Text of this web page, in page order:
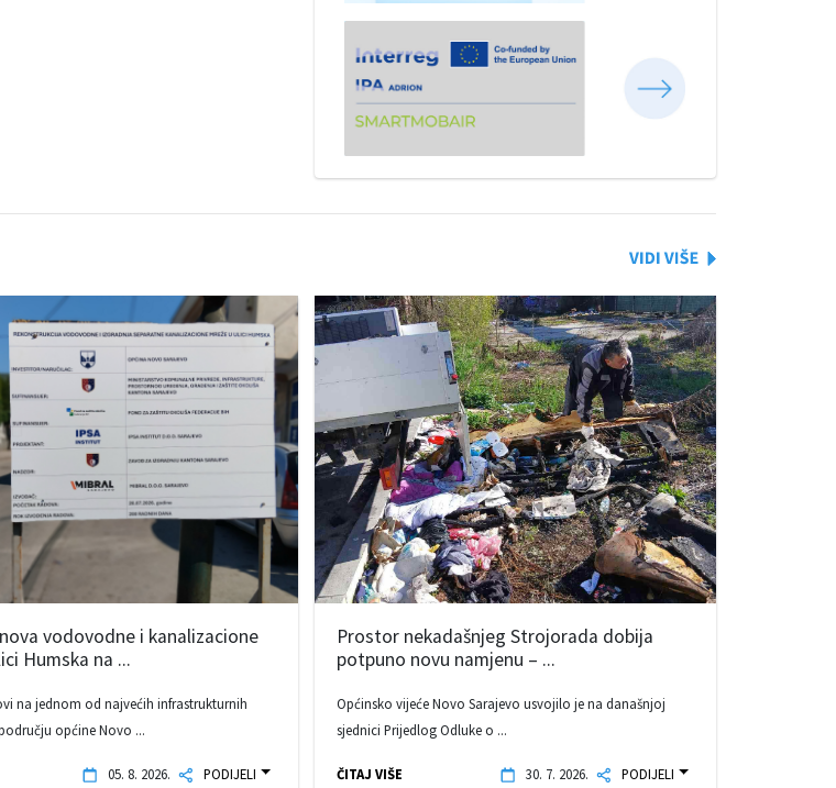
vodovodne i kanalizacione
Humska na ...
na jednom od najvećih infrastrukturnih
općine Novo ...
05. 8. 2026. PODIJELI
Prostor nekadašnjeg Strojorada dobija
potpuno novu namjenu – ...
Općinsko vijeće Novo Sarajevo usvojilo je na današnjoj
sjednici Prijedlog Odluke o ...
ČITAJ VIŠE 30. 7. 2026. PODIJELI